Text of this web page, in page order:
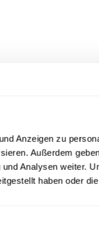
Anzeigen zu
Außerdem
Analysen weiter.
haben oder
der Contiago GmbH.